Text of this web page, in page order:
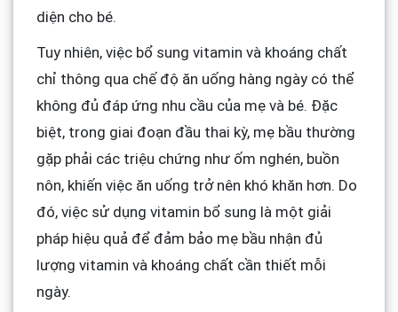
diện cho bé.
Tuy nhiên, việc bổ sung vitamin và khoáng chất
chỉ thông qua chế độ ăn uống hàng ngày có thể
không đủ đáp ứng nhu cầu của mẹ và bé. Đặc
biệt, trong giai đoạn đầu thai kỳ, mẹ bầu thường
gặp phải các triệu chứng như ốm nghén, buồn
nôn, khiến việc ăn uống trở nên khó khăn hơn. Do
đó, việc sử dụng vitamin bổ sung là một giải
pháp hiệu quả để đảm bảo mẹ bầu nhận đủ
lượng vitamin và khoáng chất cần thiết mỗi
ngày.